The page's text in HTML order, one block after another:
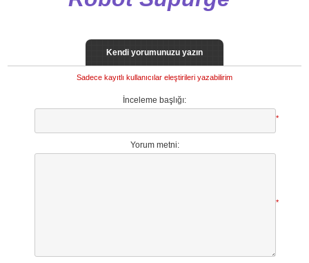
Kendi yorumunuzu yazın
Sadece kayıtlı kullanıcılar eleştirileri yazabilirim
İnceleme başlığı:
*
Yorum metni:
*